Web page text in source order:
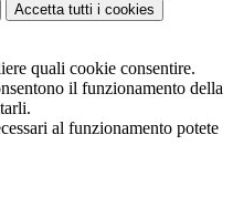
Accetta tutti i cookies
quali cookie consentire.
il funzionamento della
al funzionamento potete